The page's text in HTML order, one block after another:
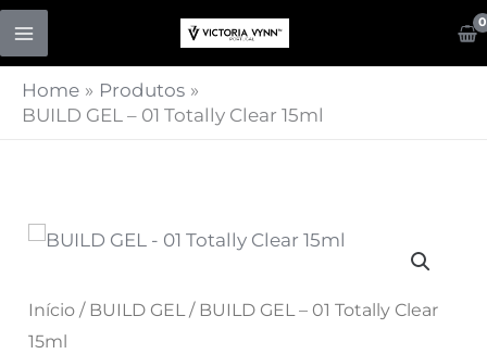
Skip
content
Home
Produtos
BUILD GEL – 01 Totally Clear 15ml
Início / BUILD GEL/ BUILD GEL – 01 Totally Clear
15ml
Quantidade
BUILD
GEL